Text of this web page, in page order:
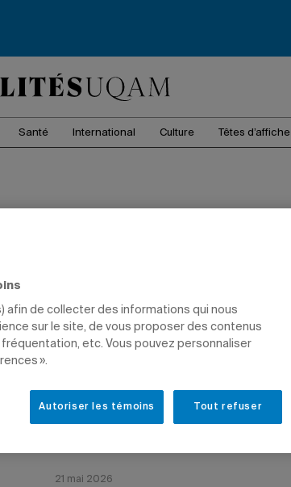
Santé International Culture Têtes d’affiche
21 mai 2026
afin de collecter des informations qui nous
sur le site, de vous proposer des contenus
etc. Vous pouvez personnaliser
».
Tout refuser
Autoriser les témoins